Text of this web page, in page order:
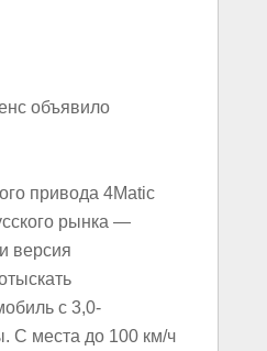
объявило
привода 4Matic
рынка —
версия
с 3,0-
С места до 100 км/ч